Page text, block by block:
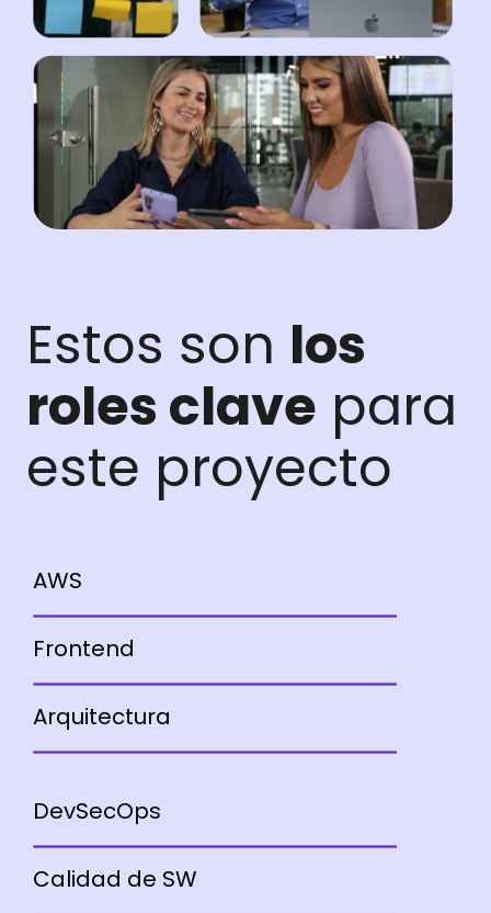
Estos son los
roles clave para
este proyecto
AWS
Frontend
Arquitectura
DevSecOps
Calidad de SW